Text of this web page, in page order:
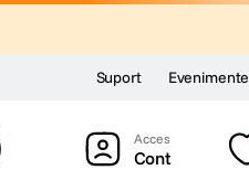
Suport Evenimente
Cont